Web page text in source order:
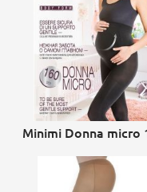
Minimi Donna micro